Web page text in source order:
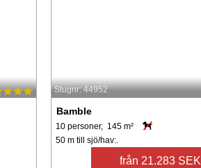
Stugnr: 44952
Bamble
10 personer, 145 m²
50 m till sjö/hav:.
från 21.283 SEK